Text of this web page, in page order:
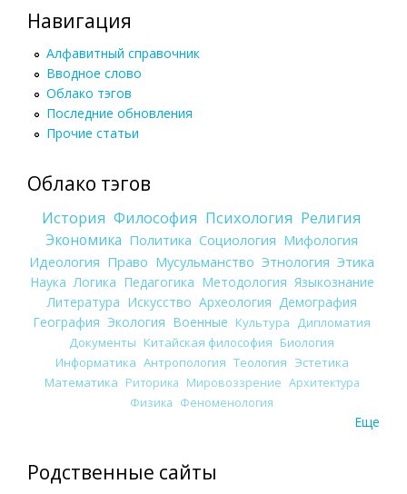
Навигация
Алфавитный справочник
Вводное слово
Облако тэгов
Последние обновления
Прочие статьи
Облако тэгов
История Философия Психология Религия
Экономика Политика Социология Мифология
Идеология Право Мусульманство Этнология Этика
Наука Логика Педагогика Методология Языкознание
Литература Искусство Археология Демография
География Экология Военные Культура
Дипломатия
Документы Китайская философия Биология
Информатика Антропология Теология Эстетика
Математика Риторика Мировоззрение Архитектура
Физика Феноменология
Еще
Родственные сайты